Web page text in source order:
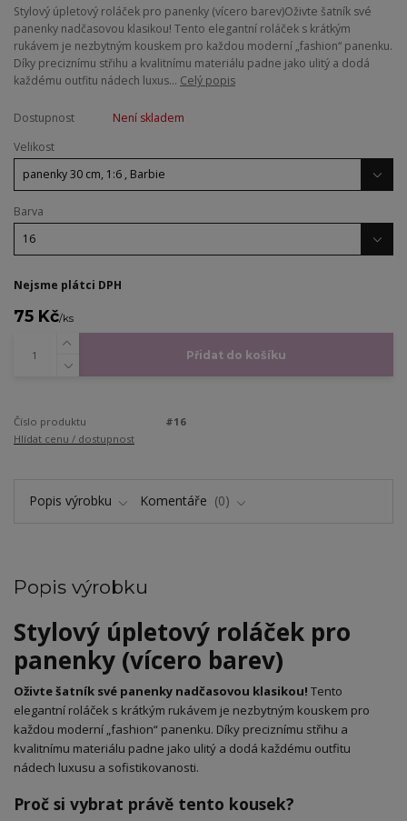
​Stylový úpletový roláček pro panenky (vícero barev) ​Oživte šatník své
panenky nadčasovou klasikou! Tento elegantní roláček s krátkým
rukávem je nezbytným kouskem pro každou moderní „fashion“ panenku.
Díky preciznímu střihu a kvalitnímu materiálu padne jako ulitý a dodá
každému outfitu nádech luxus... Celý popis
Dostupnost
Není skladem
Velikost
Barva
Nejsme plátci DPH
75 Kč/ks
Přidat do košíku
Číslo produktu
#16
Hlídat cenu / dostupnost
Popis výrobku Komentáře 0
Popis výrobku
​Stylový úpletový roláček pro
panenky (vícero barev)
Oživte šatník své panenky nadčasovou klasikou! Tento
elegantní roláček s krátkým rukávem je nezbytným kouskem pro
každou moderní „fashion“ panenku. Díky preciznímu střihu a
kvalitnímu materiálu padne jako ulitý a dodá každému outfitu
nádech luxusu a sofistikovanosti.
​Proč si vybrat právě tento kousek?